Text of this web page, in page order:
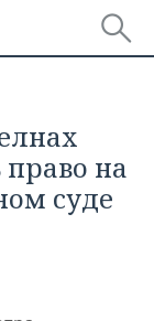
право на
суде